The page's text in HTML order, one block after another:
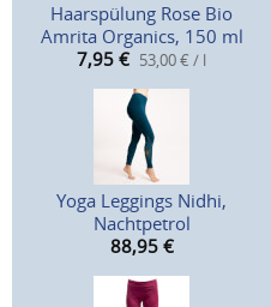
Haarspülung Rose Bio
Amrita Organics, 150 ml
7,95 € 53,00 € / l
Yoga Leggings Nidhi,
Nachtpetrol
88,95 €